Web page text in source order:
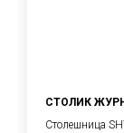
СТОЛИК
Cтолешница